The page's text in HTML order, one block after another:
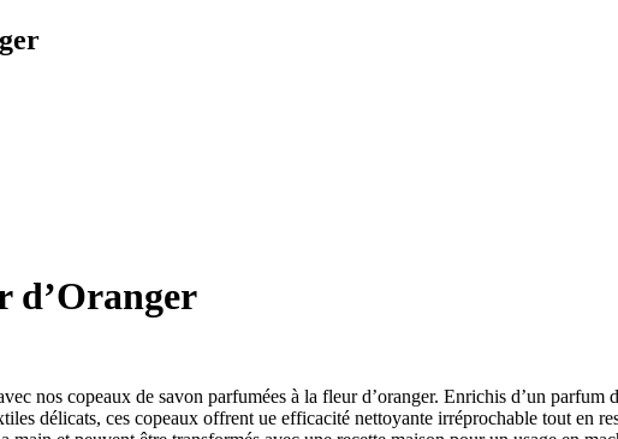
d’Oranger
nos copeaux de savon parfumées à la fleur d’oranger. Enrichis d’un
délicats, ces copeaux offrent ue efficacité nettoyante irréprochable tout en